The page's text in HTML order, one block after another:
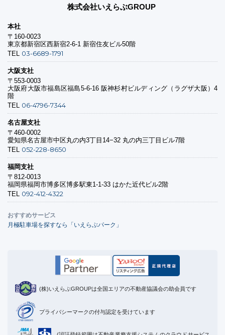
株式会社いえらぶGROUP
本社
〒160-0023
東京都新宿区西新宿2-6-1 新宿住友ビル50階
TEL 03-6689-1791
大阪支社
〒553-0003
大阪府大阪市福島区福島5-6-16 阪神杉村ビルディング（ラグザ大阪）4
階
TEL 06-4796-7344
名古屋支社
〒460-0002
愛知県名古屋市中区丸の内3丁目14−32 丸の内三丁目ビル7階
TEL 052-228-8650
福岡支社
〒812-0013
福岡県福岡市博多区博多駅東1-1-33 はかた近代ビル2階
TEL 092-412-4322
おすすめサービス
月極駐車場を探すなら「いえらぶパーク」
(株)いえらぶGROUPは全国エリアの不動産協議会の助会員です
プライバシーマークの付与認定を受けています